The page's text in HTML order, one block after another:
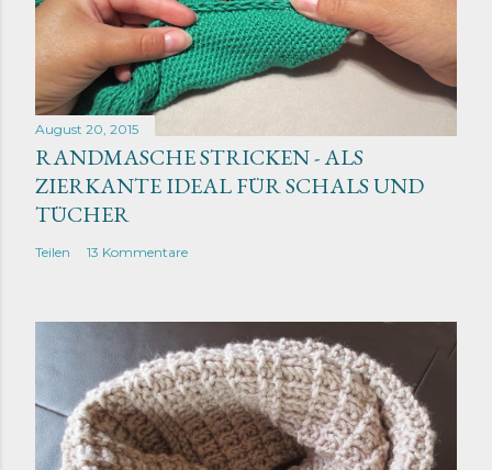
August 20, 2015
RANDMASCHE STRICKEN - ALS
ZIERKANTE IDEAL FÜR SCHALS UND
TÜCHER
Teilen 13 Kommentare